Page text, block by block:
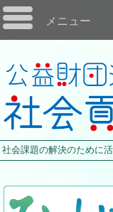
メニュー
社会課題の解決のために